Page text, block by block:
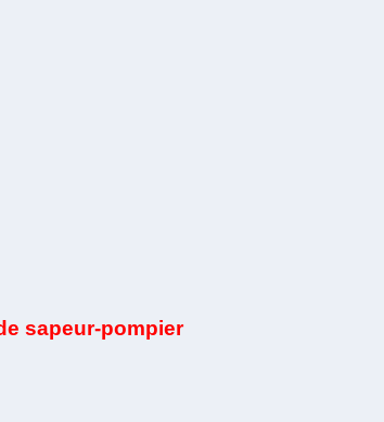
sapeur-pompier